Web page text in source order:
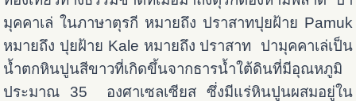
มุคคาเล่ ในภาษาตุรกี หมายถึง ปราสาทปุยฝ้าย Pamuk
หมายถึง ปุยฝ้าย Kale หมายถึง ปราสาท ปามุคคาเล่เป็น
น้ำตกหินปูนสีขาวที่เกิดขึ้นจากธารน้ำใต้ดินที่มีอุณหภูมิ
ประมาณ 35 องศาเซลเซียส ซึ่งมีแร่หินปูนผสมอยู่ใน